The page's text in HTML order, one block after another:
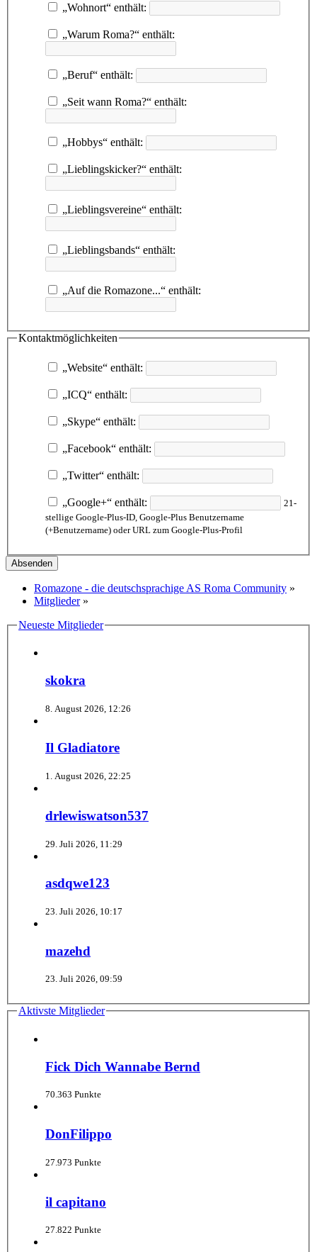
„Wohnort“ enthält:
„Warum Roma?“ enthält:
„Beruf“ enthält:
„Seit wann Roma?“ enthält:
„Hobbys“ enthält:
„Lieblingskicker?“ enthält:
„Lieblingsvereine“ enthält:
„Lieblingsbands“ enthält:
„Auf die Romazone...“ enthält:
Kontaktmöglichkeiten
„Website“ enthält:
„ICQ“ enthält:
„Skype“ enthält:
„Facebook“ enthält:
„Twitter“ enthält:
„Google+“ enthält:
21-
stellige Google-Plus-ID, Google-Plus Benutzername
(+Benutzername) oder URL zum Google-Plus-Profil
Romazone - die deutschsprachige AS Roma Community »
Mitglieder »
Neueste Mitglieder
skokra
8. August 2026, 12:26
Il Gladiatore
1. August 2026, 22:25
drlewiswatson537
29. Juli 2026, 11:29
asdqwe123
23. Juli 2026, 10:17
mazehd
23. Juli 2026, 09:59
Aktivste Mitglieder
Fick Dich Wannabe Bernd
70.363 Punkte
DonFilippo
27.973 Punkte
il capitano
27.822 Punkte